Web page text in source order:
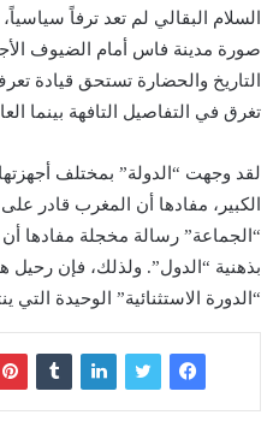
السلام البقالي لم تعد ترفاً
صورة مدينة فاس أمام الضيوف
التاريخ والحضارة تستحق قيادة
تغرق في التفاصيل التافهة بينما
لقد وجهت “الدولة” بمختلف
الكبير، مفادها أن المغرب قادر
“الجماعة” رسالة مخجلة مفادها أن
بذهنية “الدول”. ولذلك، فإن
“الدورة الاستثنائية” الوحيدة